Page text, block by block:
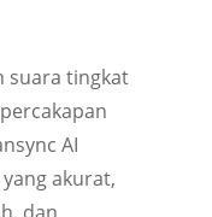
suara tingkat
AI
akurat,